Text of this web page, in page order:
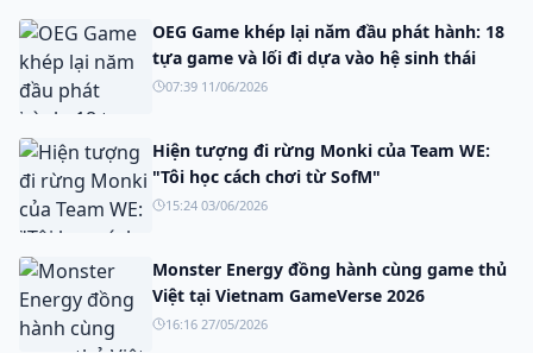
OEG Game khép lại năm đầu phát hành: 18
tựa game và lối đi dựa vào hệ sinh thái
07:39 11/06/2026
Hiện tượng đi rừng Monki của Team WE:
"Tôi học cách chơi từ SofM"
15:24 03/06/2026
Monster Energy đồng hành cùng game thủ
Việt tại Vietnam GameVerse 2026
16:16 27/05/2026